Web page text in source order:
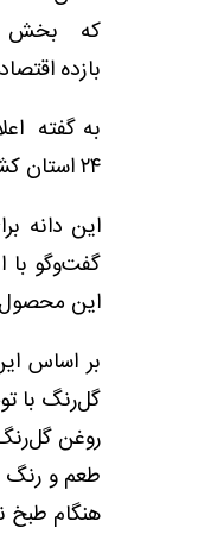
که بخش
بازده
۲۴ استان کشور از جمله اردبیل، اصفهان، آذربایجان شرقی و غربی، البزر و... انجام شده است.
این دانه
گفت‌وگو با
این محصول
بر اساس
روغن
طعم و رنگ
هنگام طبخ